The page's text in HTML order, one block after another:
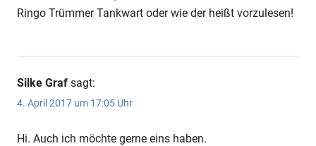
Ringo Trümmer Tankwart oder wie der heißt vorzulesen!
Silke Graf sagt:
4. April 2017 um 17:05 Uhr
Hi. Auch ich möchte gerne eins haben.